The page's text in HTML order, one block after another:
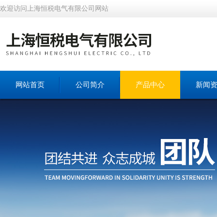
欢迎访问上海恒税电气有限公司网站
网站首页 公司简介 产品中心 新闻